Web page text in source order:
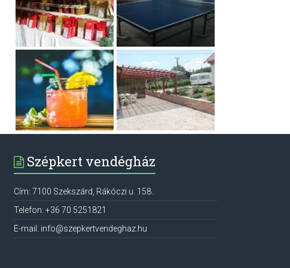
Szépkert vendégház
Cím: 7100 Szekszárd Rákóczi u. 158.
Telefon:+36 70 5251821
E-mail: info@szepkertvendeghaz.hu